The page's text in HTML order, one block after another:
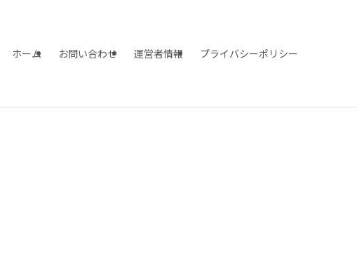
ホーム お問い合わせ 運営者情報 プライバシーポリシー